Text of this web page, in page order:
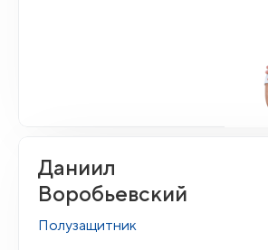
Даниил
Воробьевский
Полузащитник